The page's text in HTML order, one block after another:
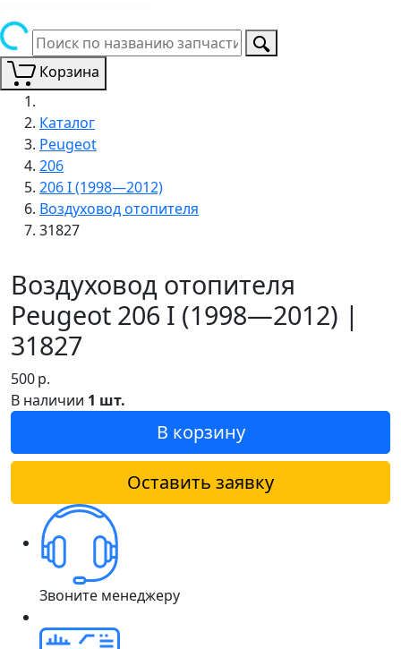
Корзина
Каталог
Peugeot
206
206 I (1998—2012)
Воздуховод отопителя
31827
Воздуховод отопителя
Peugeot 206 I (1998—2012) |
31827
500р.
В наличии 1 шт.
В корзину
Оставить заявку
Звоните менеджеру